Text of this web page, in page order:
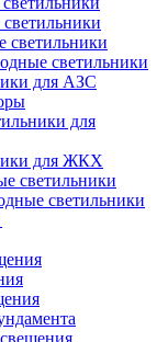
светильники
светильники
для АЗС
для
для ЖКХ
светильники
светильники